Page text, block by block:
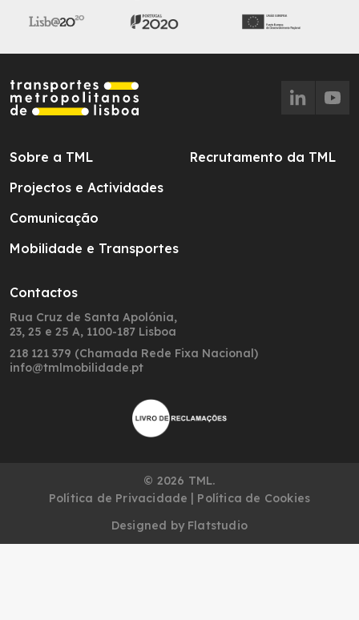
Sobre a TML
Projectos e Actividades
Comunicação
Mobilidade e Transportes
Recrutamento da TML
Contactos
Rua Cruz de Santa Apolónia,
23, 25 e 25 A, 1100-187 Lisboa
218 121 379 (Chamada Rede Fixa Nacional)
info@tmlmobilidade.pt
© 2026 TML.
Política de Privacidade | Política de Cookies
Designed by Flatstudio